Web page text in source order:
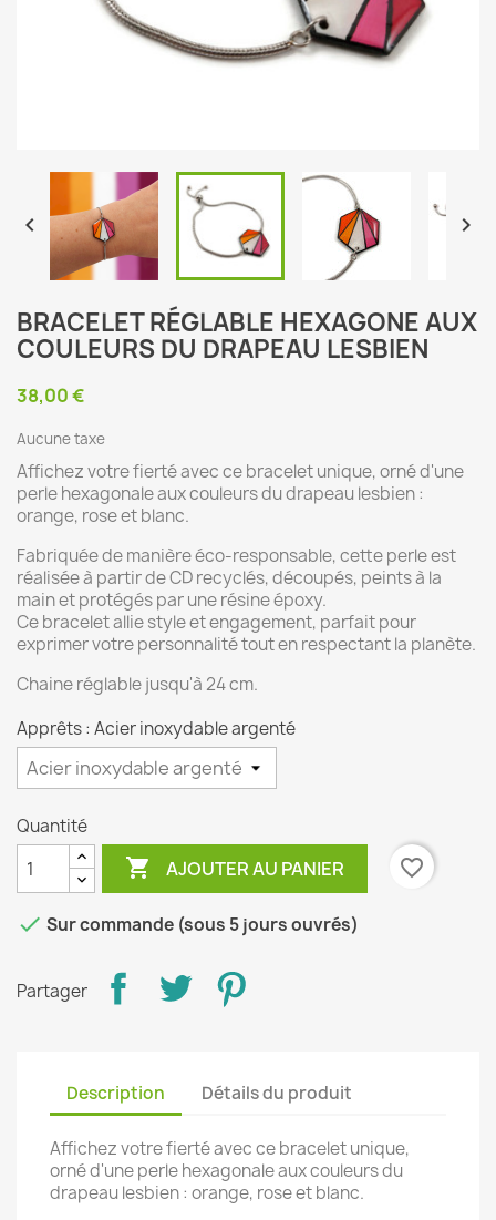
 
BRACELET RÉGLABLE HEXAGONE AUX
COULEURS DU DRAPEAU LESBIEN
38,00 €
Aucune taxe
Affichez votre fierté avec ce bracelet unique, orné d'une
perle hexagonale aux couleurs du drapeau lesbien :
orange, rose et blanc.
Fabriquée de manière éco-responsable, cette perle est
réalisée à partir de CD recyclés, découpés, peints à la
main et protégés par une résine époxy.
Ce bracelet allie style et engagement, parfait pour
exprimer votre personnalité tout en respectant la planète.
Chaine réglable jusqu'à 24 cm.
Apprêts : Acier inoxydable argenté
Quantité
 AJOUTER AU PANIER favorite_border
 Sur commande (sous 5 jours ouvrés)
Partager
Description Détails du produit
Affichez votre fierté avec ce bracelet unique,
orné d'une perle hexagonale aux couleurs du
drapeau lesbien : orange, rose et blanc.